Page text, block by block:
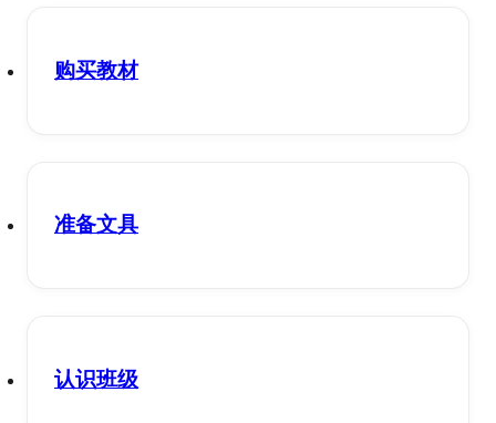
购买教材
准备文具
认识班级